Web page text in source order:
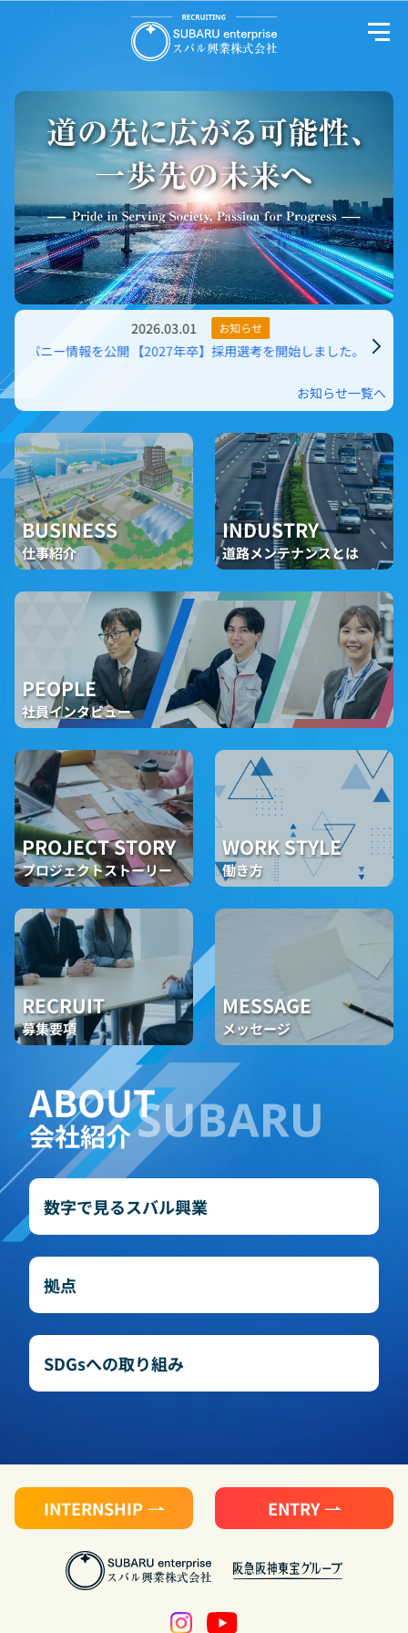
サイトマップを表示
を公開
お知らせ
【2027年卒】採用選考を開始しました。
【
お知らせ一覧へ
BUSINESS
仕事紹介
INDUSTRY
道路メンテナンスとは
PEOPLE
社員インタビュー
PROJECT STORY
プロジェクトストーリー
WORK STYLE
働き方
RECRUIT
募集要項
MESSAGE
メッセージ
ABOUT
会社紹介
数字で見るスバル興業
拠点
SDGsへの取り組み
INTERNSHIP ENTRY